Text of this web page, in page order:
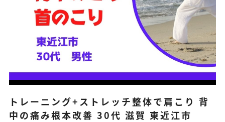
トレーニング+ストレッチ整体で肩こり 背
中の痛み根本改善 30代 滋賀 東近江市